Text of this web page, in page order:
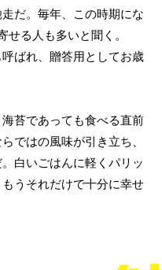
だ。毎年、この時期にな
せる人も多いと聞く。
ばれ、贈答用としてお歳
苔であっても食べる直前
ではの風味が引き立ち、
白いごはんに軽くパリッ
うそれだけで十分に幸せ